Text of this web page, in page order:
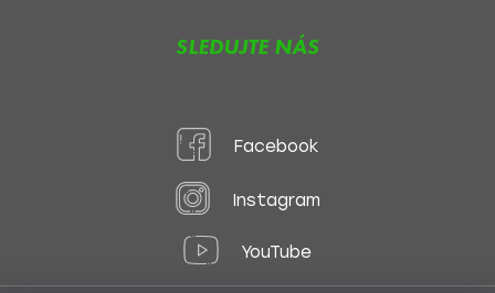
SLEDUJTE NÁS
Facebook
Instagram
YouTube